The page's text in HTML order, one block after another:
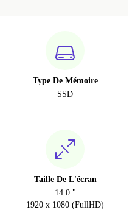
Type De Mémoire
SSD
Taille De L'écran
14.0 "
1920 x 1080 (FullHD)